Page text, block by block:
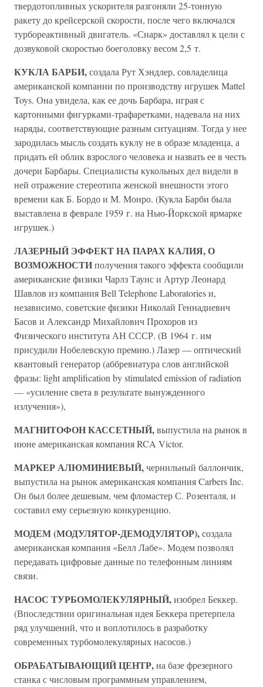
твердотопливных ускорителя разгоняли 25-тонную
ракету до крейсерской скорости, после чего включался
турбореактивный двигатель. «Снарк» доставлял к цели с
дозвуковой скоростью боеголовку весом 2,5 т.
КУКЛА БАРБИ,создала Рут Хэндлер, совладелица
американской компании по производству игрушек Mattel
Toys. Она увидела, как ее дочь Барбара, играя с
картонными фигурками-трафаретками, надевала на них
наряды, соответствующие разным ситуациям. Тогда у нее
зародилась мысль создать куклу не в образе младенца, а
придать ей облик взрослого человека и назвать ее в честь
дочери Барбары. Специалисты кукольных дел видели в
ней отражение стереотипа женской внешности этого
времени как Б. Бордо и М. Монро. (Кукла Барби была
выставлена в феврале 1959 г. на Нью-Йоркской ярмарке
игрушек.)
ЛАЗЕРНЫЙ ЭФФЕКТ НА ПАРАХ КАЛИЯ, О
ВОЗМОЖНОСТИполучения такого эффекта сообщили
американские физики Чарлз Таунс и Артур Леонард
Шавлов из компания Bell Telephone Laboratories и,
независимо, советские физики Николай Геннадиевич
Басов и Александр Михайлович Прохоров из
Физического института АН СССР. (В 1964 г. им
присудили Нобелевскую премию.) Лазер — оптический
квантовый генератор (аббревиатура слов английской
фразы: light amplification by stimulated emission of radiation
— «усиление света в результате вынужденного
излучения»),
МАГНИТОФОН КАССЕТНЫЙ,выпустила на рынок в
июне американская компания RCA Victor.
МАРКЕР АЛЮМИНИЕВЫЙ,чернильный баллончик,
выпустила на рынок американская компания Carbers Inc.
Он был более дешевым, чем фломастер С. Розенталя, и
составил ему серьезную конкуренцию.
МОДЕМ (МОДУЛЯТОР-ДЕМОДУЛЯТОР),создала
американская компания «Белл Лабе». Модем позволял
передавать цифровые данные по телефонным линиям
связи.
НАСОС ТУРБОМОЛЕКУЛЯРНЫЙ,изобрел Беккер.
(Впоследствии оригинальная идея Беккера претерпела
ряд улучшений, что и воплотилось в разработку
современных турбомолекулярных насосов.)
ОБРАБАТЫВАЮЩИЙ ЦЕНТР,на базе фрезерного
станка с числовым программным управлением,